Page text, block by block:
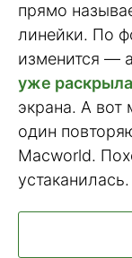
прямо
линейки. По
изменится —
уже раскрыла
экрана. А вот
один
Macworld.
устаканилась.